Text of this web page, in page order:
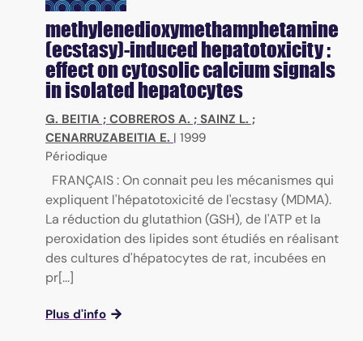
methylenedioxymethamphetamine
(ecstasy)-induced hepatotoxicity :
effect on cytosolic calcium signals
in isolated hepatocytes
G. BEITIA ; COBREROS A. ; SAINZ L. ;
CENARRUZABEITIA E. | 1999
Périodique
FRANÇAIS : On connait peu les mécanismes qui
expliquent l'hépatotoxicité de l'ecstasy (MDMA).
La réduction du glutathion (GSH), de l'ATP et la
peroxidation des lipides sont étudiés en réalisant
des cultures d'hépatocytes de rat, incubées en
pr[...]
Plus d'info